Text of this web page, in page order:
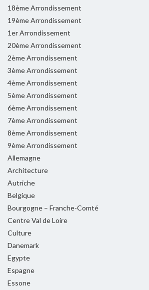
18ème Arrondissement
19ème Arrondissement
1er Arrondissement
20ème Arrondissement
2ème Arrondissement
3ème Arrondissement
4ème Arrondissement
5ème Arrondissement
6ème Arrondissement
7ème Arrondissement
8ème Arrondissement
9ème Arrondissement
Allemagne
Architecture
Autriche
Belgique
Bourgogne – Franche-Comté
Centre Val de Loire
Culture
Danemark
Egypte
Espagne
Essone